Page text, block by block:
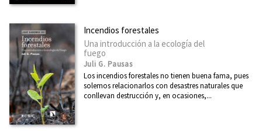
Incendios forestales
Una introducción a la ecología del
fuego
Juli G. Pausas
Los incendios forestales no tienen buena fama, pues
solemos relacionarlos con desastres naturales que
conllevan destrucción y, en ocasiones,...